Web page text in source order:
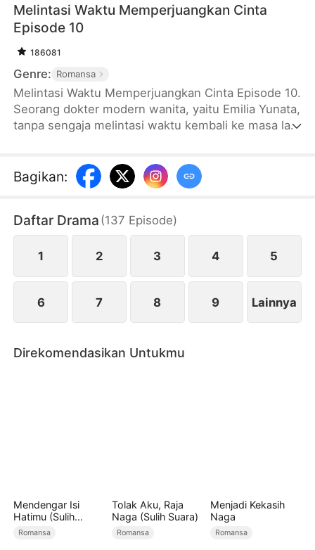
Melintasi Waktu Memperjuangkan Cinta
Episode 10
186081
Genre: Romansa
Melintasi Waktu Memperjuangkan Cinta Episode 10.
Seorang dokter modern wanita, yaitu Emilia Yunata,
tanpa sengaja melintasi waktu kembali ke masa lalu
Emilia dan Pangeran Chendo terjalin suatu
hubungan budi dan dendam yang sangat dalam.
mereka berdua yang awalnya tidak akrab pun
kemudian menjadi dekat. Pada akhirnya, mereka
pun memilih untuk bersama.
Bagikan:
Daftar Drama (137 Episode)
1 2 3 4 5
6 7 8 9 Lainnya
Direkomendasikan Untukmu
Mendengar Isi
Hatimu (Sulih
Suara)
Romansa
Tolak Aku, Raja
Naga (Sulih Suara)
Romansa
Menjadi Kekasih
Naga
Romansa